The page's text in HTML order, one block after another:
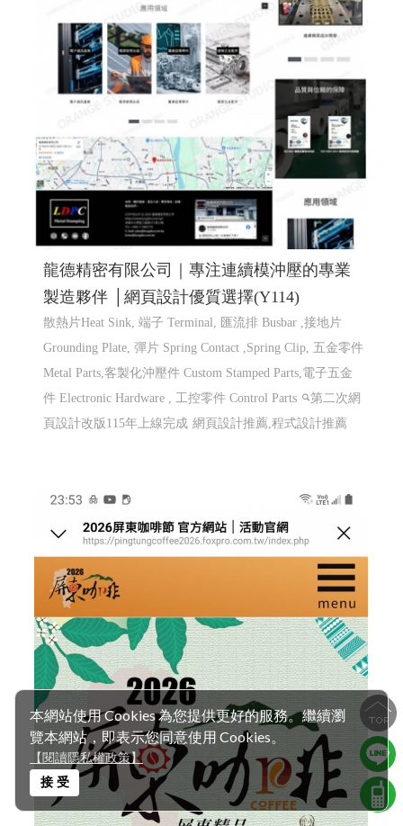
本網站使用 Cookies 為您提供更好的服務。繼續瀏
覽本網站，即表示您同意使用 Cookies。
【閱讀隱私權政策】
接 受
龍德精密有限公司｜專注連續模沖壓的專業
製造夥伴 │網頁設計優質選擇(Y114)
散熱片Heat Sink, 端子 Terminal, 匯流排 Busbar ,接地片
Grounding Plate, 彈片 Spring Contact ,Spring Clip, 五金零件
Metal Parts,客製化沖壓件 Custom Stamped Parts,電子五金
件 Electronic Hardware , 工控零件 Control Parts
第二次網
頁設計改版115年上線完成 網頁設計推薦,程式設計推薦